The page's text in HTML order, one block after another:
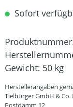
Sofort
Gewicht: 50 kg
Herstellerangaben
Tielbürger GmbH & Co.
Postdamm 12